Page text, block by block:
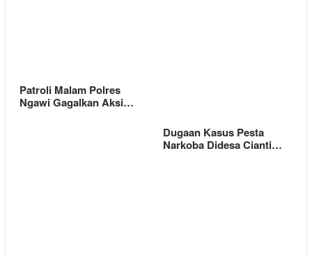
Patroli Malam Polres
Ngawi Gagalkan Aksi…
Dugaan Kasus Pesta
Narkoba Didesa Cianti…